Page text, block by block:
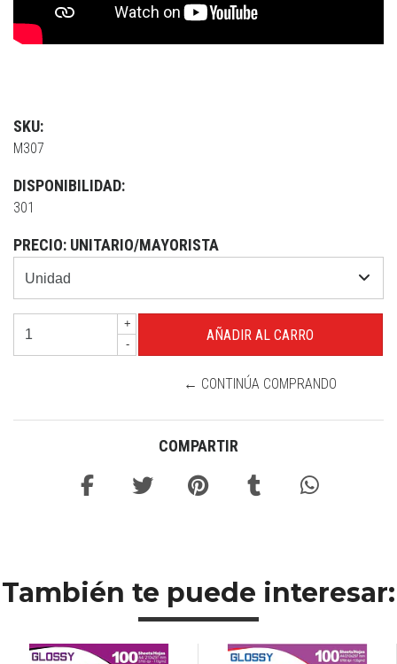
SKU:
M307
DISPONIBILIDAD:
301
PRECIO: UNITARIO/MAYORISTA
+
-
← CONTINÚA COMPRANDO
COMPARTIR
También te puede interesar: